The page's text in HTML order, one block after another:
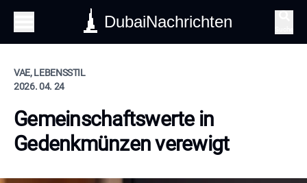
DubaiNachrichten
VAE, LEBENSSTIL
2026. 04. 24
Gemeinschaftswerte in
Gedenkmünzen verewigt